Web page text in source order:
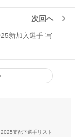
次回へ
新加入選手 写
2025支配下選手リスト